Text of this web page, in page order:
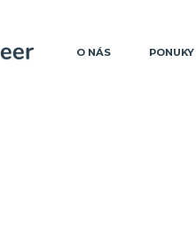
O NÁS PONUKY